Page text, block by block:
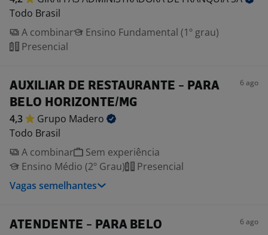
Todo Brasil
A combinar
Ensino Fundamental (1º grau)
Presencial
AUXILIAR DE RESTAURANTE - PARA
BELO HORIZONTE/MG
6 ago
4,3 Grupo Madero
Todo Brasil
A combinar
Sem experiência
Ensino Médio (2º Grau)
Presencial
Vagas semelhantes
ATENDENTE - PARA BELO
6 ago